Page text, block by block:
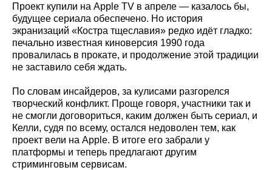
Проект купили на Apple TV в апреле — казалось бы,
будущее сериала обеспечено. Но история
экранизаций «Костра тщеславия» редко идёт гладко:
печально известная киноверсия 1990 года
провалилась в прокате, и продолжение этой традиции
не заставило себя ждать.
По словам инсайдеров, за кулисами разгорелся
творческий конфликт. Проще говоря, участники так и
не смогли договориться, каким должен быть сериал, и
Келли, судя по всему, остался недоволен тем, как
проект вели на Apple. В итоге его забрали у
платформы и теперь предлагают другим
стриминговым сервисам.